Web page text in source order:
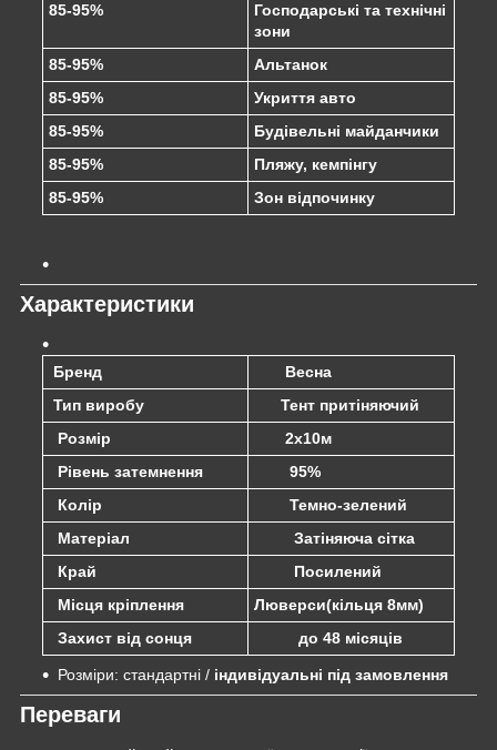
85-95%
Господарські та технічні
зони
85-95%
Альтанок
85-95%
Укриття авто
85-95%
Будівельні майданчики
85-95%
Пляжу, кемпінгу
85-95%
Зон відпочинку
Характеристики
Бренд
Весна
Тип виробу
Тент притіняючий
Розмір
2х10м
Рівень затемнення
95%
Колір
Темно-зелений
Матеріал
Затіняюча сітка
Край
Посилений
Місця кріплення
Люверси(кільця 8мм)
Захист від сонця
до 48 місяців
Розміри: стандартні / індивідуальні під замовлення
Переваги